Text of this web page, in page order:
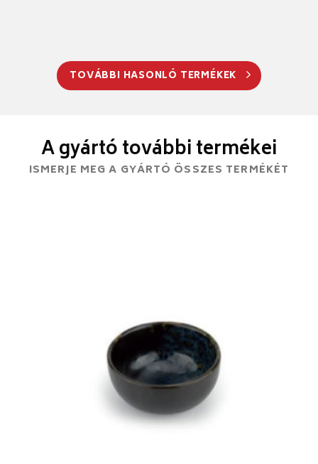
TOVÁBBI HASONLÓ TERMÉKEK
A gyártó további termékei
ISMERJE MEG A GYÁRTÓ ÖSSZES TERMÉKÉT